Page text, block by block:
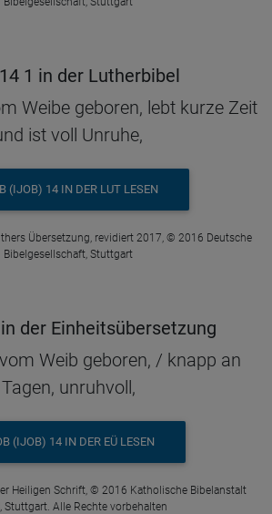
1 in der Lutherbibel
Weibe geboren, lebt kurze Zeit
ist voll Unruhe,
(IJOB) 14 IN DER LUT LESEN
Übersetzung, revidiert 2017, © 2016 Deutsche
Bibelgesellschaft, Stuttgart
der Einheitsübersetzung
Weib geboren, / knapp an
Tagen, unruhvoll,
(IJOB) 14 IN DER EÜ LESEN
Heiligen Schrift, © 2016 Katholische Bibelanstalt
Stuttgart. Alle Rechte vorbehalten